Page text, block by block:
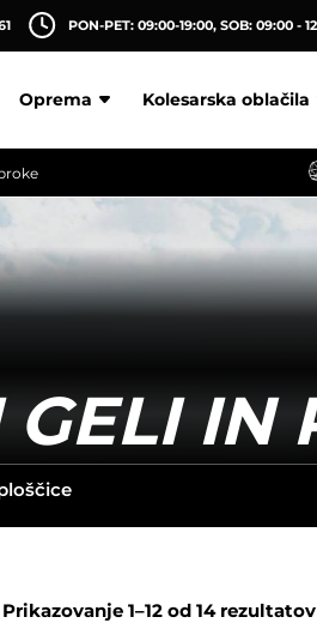
PON-PET: 09:00-19:00, SOB: 09:00 -
Oprema Kolesarska oblačila
IN
Prikazovanje 1–12 od 14 rezultatov